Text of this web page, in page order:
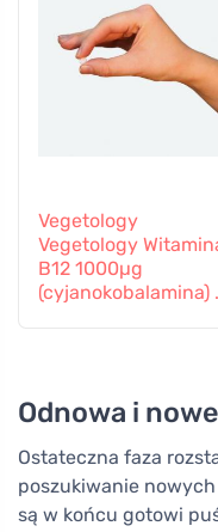
Vegetology
Vegetology
B12 1000µg
(cyjanokobalamina)
Odnowa i
Ostateczna faza
poszukiwanie
są w końcu gotowi